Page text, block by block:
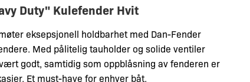
Duty" Kulefender Hvit
eksepsjonell holdbarhet med Dan-Fender
Med pålitelig tauholder og solide ventiler
godt, samtidig som oppblåsning av fenderen er
Et must-have for enhver båt.